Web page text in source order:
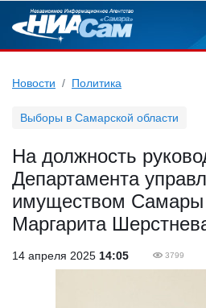
Новости Политика
Выборы в Самарской области
На должность
Департамента
имуществом Самары
Маргарита
14 апреля 2025 14:05 3799